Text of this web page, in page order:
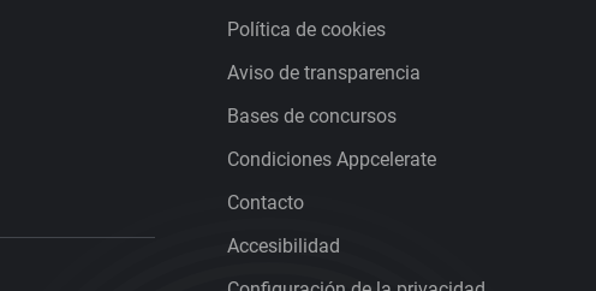
Política de cookies
Aviso de transparencia
Bases de concursos
Condiciones Appcelerate
Contacto
Accesibilidad